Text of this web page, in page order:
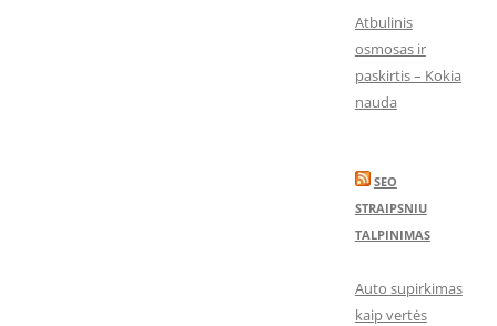
Atbulinis
osmosas ir
paskirtis – Kokia
nauda
SEO
STRAIPSNIU
TALPINIMAS
Auto supirkimas
kaip vertės